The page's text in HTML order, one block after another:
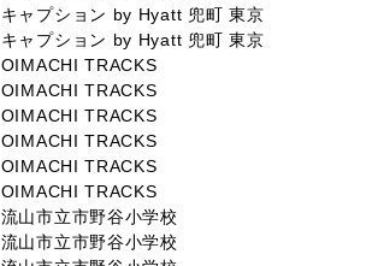
キャプション by Hyatt 兜町 東京
キャプション by Hyatt 兜町 東京
OIMACHI TRACKS
OIMACHI TRACKS
OIMACHI TRACKS
OIMACHI TRACKS
OIMACHI TRACKS
OIMACHI TRACKS
流山市立市野谷小学校
流山市立市野谷小学校